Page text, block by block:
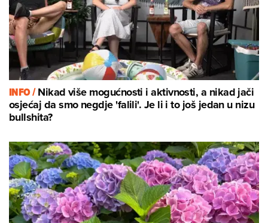
INFO /Nikad više mogućnosti i aktivnosti, a nikad jači
osjećaj da smo negdje 'falili'. Je li i to još jedan u nizu
bullshita?